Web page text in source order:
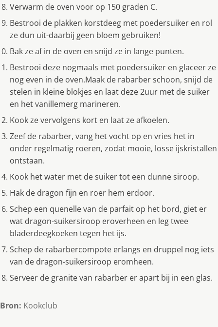
Verwarm de oven voor op 150 graden C.
Bestrooi de plakken korstdeeg met poedersuiker en rol
ze dun uit-daarbij geen bloem gebruiken!
Bak ze af in de oven en snijd ze in lange punten.
Bestrooi deze nogmaals met poedersuiker en glaceer ze
nog even in de oven.Maak de rabarber schoon, snijd de
stelen in kleine blokjes en laat deze 2uur met de suiker
en het vanillemerg marineren.
Kook ze vervolgens kort en laat ze afkoelen.
Zeef de rabarber, vang het vocht op en vries het in
onder regelmatig roeren, zodat mooie, losse ijskristallen
ontstaan.
Kook het water met de suiker tot een dunne siroop.
Hak de dragon fijn en roer hem erdoor.
Schep een quenelle van de parfait op het bord, giet er
wat dragon-suikersiroop eroverheen en leg twee
bladerdeegkoeken tegen het ijs.
Schep de rabarbercompote erlangs en druppel nog iets
van de dragon-suikersiroop eromheen.
Serveer de granite van rabarber er apart bij in een glas.
Bron: Kookclub